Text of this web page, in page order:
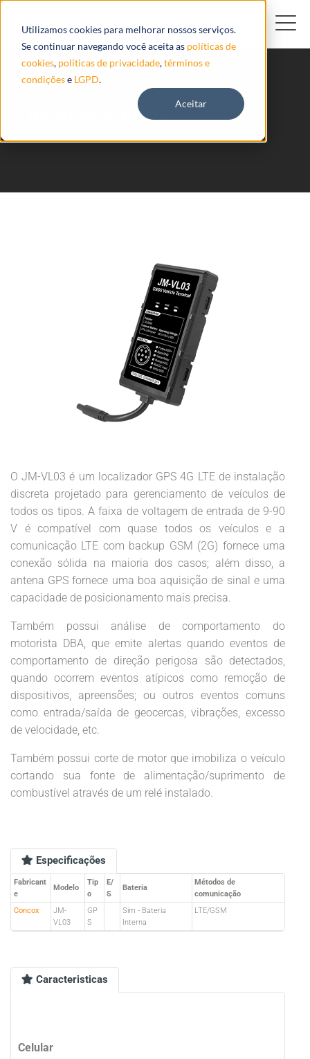
Utilizamos cookies para melhorar nossos serviços.
Se continuar navegando você aceita as políticas de
cookies, políticas de privacidade,términos e
condiçõese LGPD.
Aceitar
JM VL03 Concox
O JM-VL03 é um localizador GPS 4G LTE de instalação
discreta projetado para gerenciamento de veículos de
todos os tipos. A faixa de voltagem de entrada de 9-90
V é compatível com quase todos os veículos e a
comunicação LTE com backup GSM (2G) fornece uma
conexão sólida na maioria dos casos; além disso, a
antena GPS fornece uma boa aquisição de sinal e uma
capacidade de posicionamento mais precisa.
Também possui análise de comportamento do
motorista DBA, que emite alertas quando eventos de
comportamento de direção perigosa são detectados,
quando ocorrem eventos atípicos como remoção de
dispositivos, apreensões; ou outros eventos comuns
como entrada/saída de geocercas, vibrações, excesso
de velocidade, etc.
Também possui corte de motor que imobiliza o veículo
cortando sua fonte de alimentação/suprimento de
combustível através de um relé instalado.
Especificações
Fabricant
e
Modelo
Tip
o
E/
S
Bateria
Métodos de
comunicação
Concox
JM-
VL03
GP
S
Sim - Bateria
Interna
LTE/GSM
Caracteristicas
Celular